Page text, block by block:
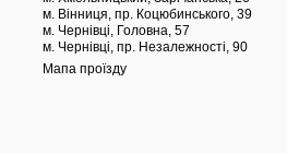
м. Вінниця, пр. Коцюбинського, 39
м. Чернівці, Головна, 57
м. Чернівці, пр. Незалежності, 90
Мапа проїзду